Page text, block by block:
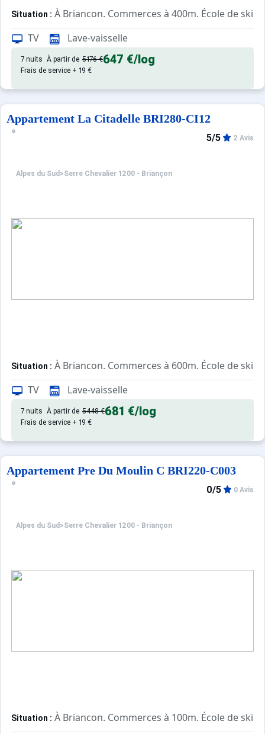
Situation : À Briancon. Commerces à 400m. École de ski
Appartement de particulier :Confortable et tout équipé.
TV Lave-vaisselle
7 nuits À partir de 5176 €647 €/log
Frais de service + 19 €
Appartement La Citadelle BRI280-CI12
Alpes du Sud >Serre Chevalier 1200 - Briançon
5/5 2 Avis
Situation : À Briancon. Commerces à 600m. École de ski
Appartement de particulier :Confortable et tout équipé.
TV Lave-vaisselle
7 nuits À partir de 5448 €681 €/log
Frais de service + 19 €
Appartement Pre Du Moulin C BRI220-C003
Alpes du Sud >Serre Chevalier 1200 - Briançon
0/5 0 Avis
Situation : À Briancon. Commerces à 100m. École de ski